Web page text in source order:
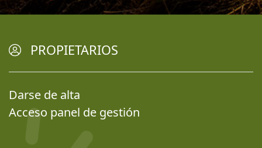
PROPIETARIOS
Darse de alta
Acceso panel de gestión